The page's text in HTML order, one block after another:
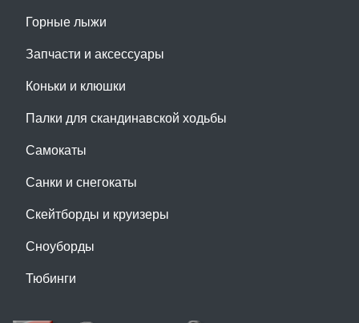
Горные лыжи
Запчасти и аксессуары
Коньки и клюшки
Палки для скандинавской ходьбы
Самокаты
Санки и снегокаты
Скейтборды и круизеры
Сноуборды
Тюбинги